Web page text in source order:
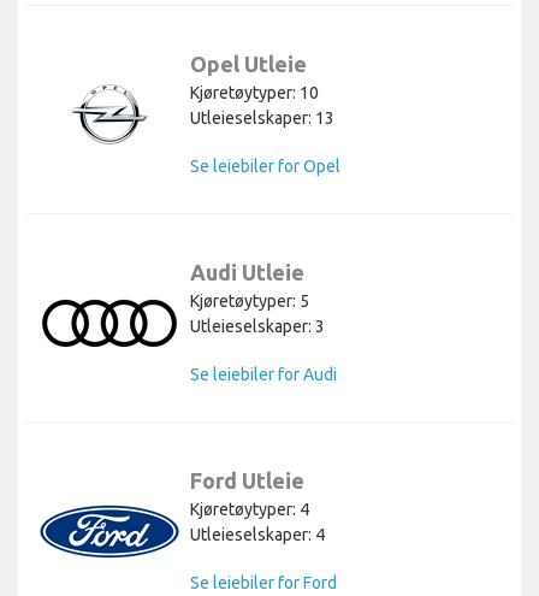
Opel Utleie
Kjøretøytyper: 10
Utleieselskaper: 13
Se leiebiler for Opel
Audi Utleie
Kjøretøytyper: 5
Utleieselskaper: 3
Se leiebiler for Audi
Ford Utleie
Kjøretøytyper: 4
Utleieselskaper: 4
Se leiebiler for Ford